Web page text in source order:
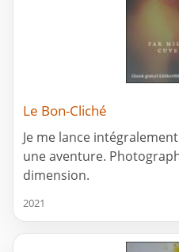
Le Bon-Cliché
Je me lance
une aventure.
dimension.
2021